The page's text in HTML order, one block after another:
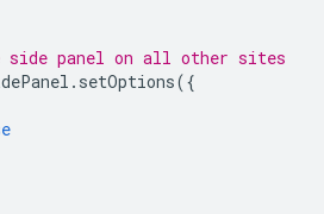
side panel on all other sites
. setOptions({